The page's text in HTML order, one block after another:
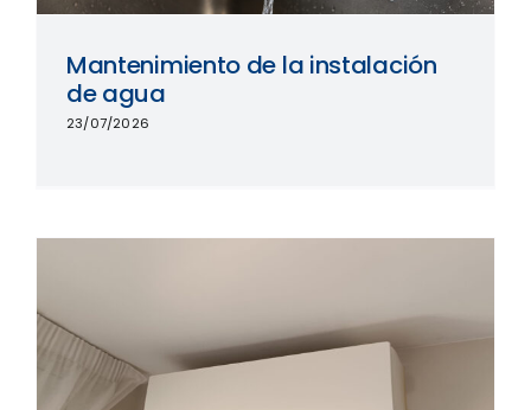
Mantenimiento de la instalación
de agua
23/07/2026